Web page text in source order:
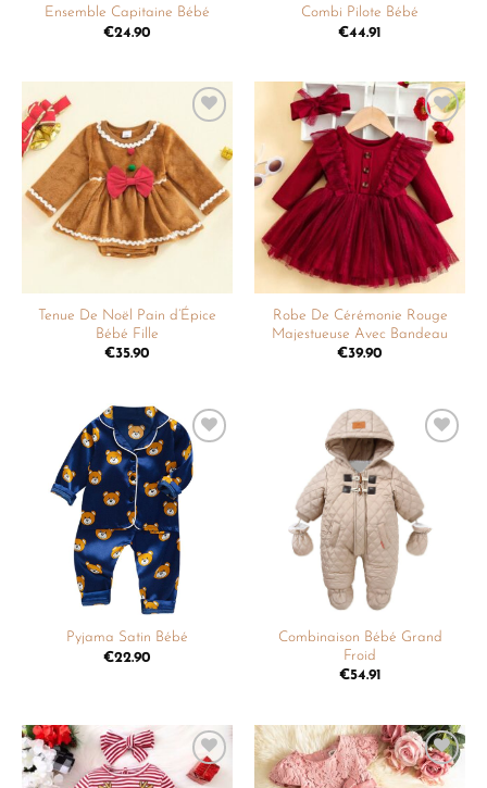
Ensemble Capitaine Bébé
€24.90
Combi Pilote Bébé
€44.91
Ajouter
à la
liste de
souhaits
Tenue De Noël Pain d’Épice
Bébé Fille
€35.90
Ajouter
à la
liste de
souhaits
Robe De Cérémonie Rouge
Majestueuse Avec Bandeau
€39.90
Ajouter
à la
liste de
Pyjama Satin Bébé
€22.90
liste de
souhaits
Combinaison Bébé Grand
Froid
€54.91
Ajouter
Ajouter